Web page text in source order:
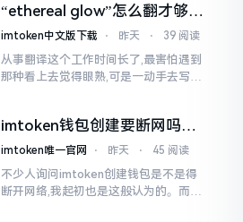
至极点。
“ethereal glow”怎么翻才够味
儿？翻译圈老油条的私房话
imtoken中文版下载 ⋅ 昨天 ⋅ 39 阅读
从事翻译这个工作时间长了,最害怕遇到
那种看上去觉得眼熟,可是一动手去写就
imtoken钱包创建要断网吗？
老玩家说说真实情况
imtoken唯一官网 ⋅ 昨天 ⋅ 45 阅读
不少人询问imtoken创建钱包是不是得
断开网络,我起初也是这般认为的。而后